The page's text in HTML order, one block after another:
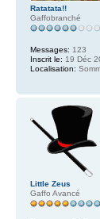
Ratatata!!
Gaffobranché
Messages: 123
Inscrit le: 19 Déc
Localisation:
Little Zeus
Gaffo Avancé